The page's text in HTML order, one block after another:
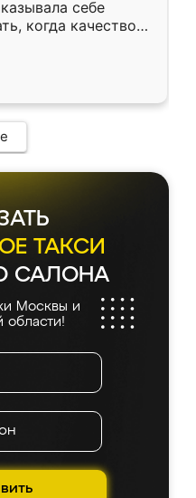
себе
когда качеством
кухня уже почти
ТАКСИ
САЛОНА
Москвы и
области!